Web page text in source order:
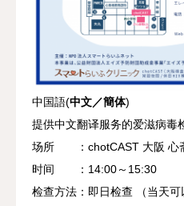
中国語(中文／簡体)
提供中文翻译服务的爱滋病毒
场所 ：chotCAST 大阪 心
时间 ：14:00～15:30
检查方法：即日检查 （当天可